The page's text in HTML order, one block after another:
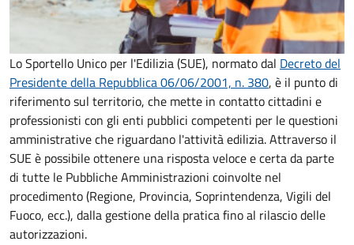
Lo Sportello Unico per l'Edilizia (SUE), normato dal Decreto del
Presidente della Repubblica 06/06/2001, n. 380, è il punto di
riferimento sul territorio, che mette in contatto cittadini e
professionisti con gli enti pubblici competenti per le questioni
amministrative che riguardano l'attività edilizia. Attraverso il
SUE è possibile ottenere una risposta veloce e certa da parte
di tutte le Pubbliche Amministrazioni coinvolte nel
procedimento (Regione, Provincia, Soprintendenza, Vigili del
Fuoco, ecc.), dalla gestione della pratica fino al rilascio delle
autorizzazioni.